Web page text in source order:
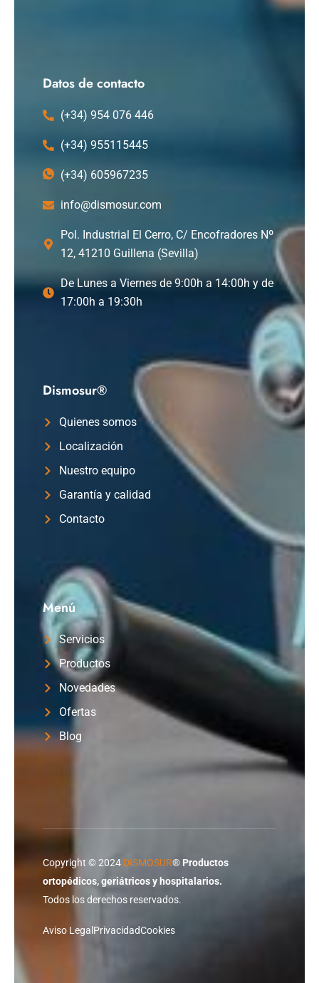
k
e
n
Datos de contacto
(+34) 954 076 446
(+34) 955115445
(+34) 605967235
info@dismosur.com
Pol. Industrial El Cerro, C/ Encofradores Nº
12, 41210 Guillena (Sevilla)
De Lunes a Viernes de 9:00h a 14:00h y de
17:00h a 19:30h
Dismosur®
Quienes somos
Localización
Nuestro equipo
Garantía y calidad
Contacto
Menú
Servicios
Productos
Novedades
Ofertas
Blog
Copyright © 2024 DISMOSUR® Productos
ortopédicos, geriátricos y hospitalarios.
Todos los derechos reservados.
Aviso Legal PrivacidadCookies